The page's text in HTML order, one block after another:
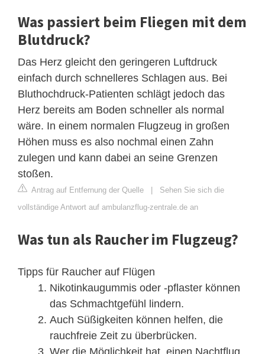
Was passiert beim Fliegen mit dem
Blutdruck?
Das Herz gleicht den geringeren Luftdruck
einfach durch schnelleres Schlagen aus. Bei
Bluthochdruck-Patienten schlägt jedoch das
Herz bereits am Boden schneller als normal
wäre. In einem normalen Flugzeug in großen
Höhen muss es also nochmal einen Zahn
zulegen und kann dabei an seine Grenzen
stoßen.
Antrag auf Entfernung der Quelle | Sehen Sie sich die
vollständige Antwort auf ambulanzflug-zentrale.de an
Was tun als Raucher im Flugzeug?
Tipps für Raucher auf Flügen
Nikotinkaugummis oder -pflaster können
das Schmachtgefühl lindern.
Auch Süßigkeiten können helfen, die
rauchfreie Zeit zu überbrücken.
Wer die Möglichkeit hat, einen Nachtflug